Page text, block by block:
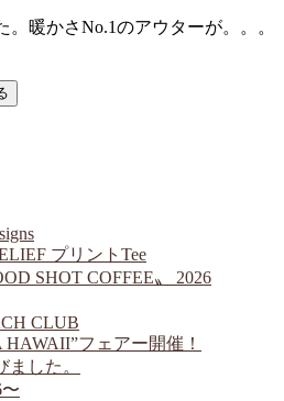
暖かさNo.1のアウターが。。。
プリントTee
SHOT COFFEE〟 2026
CLUB
フェアー開催！
した。